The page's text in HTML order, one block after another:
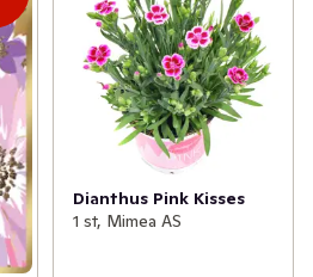
Dianthus Pink Kisses
1 st, Mimea AS